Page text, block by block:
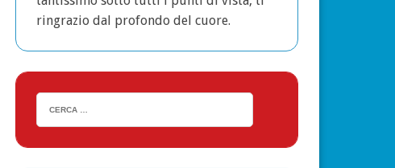
ringrazio dal profondo del cuore.